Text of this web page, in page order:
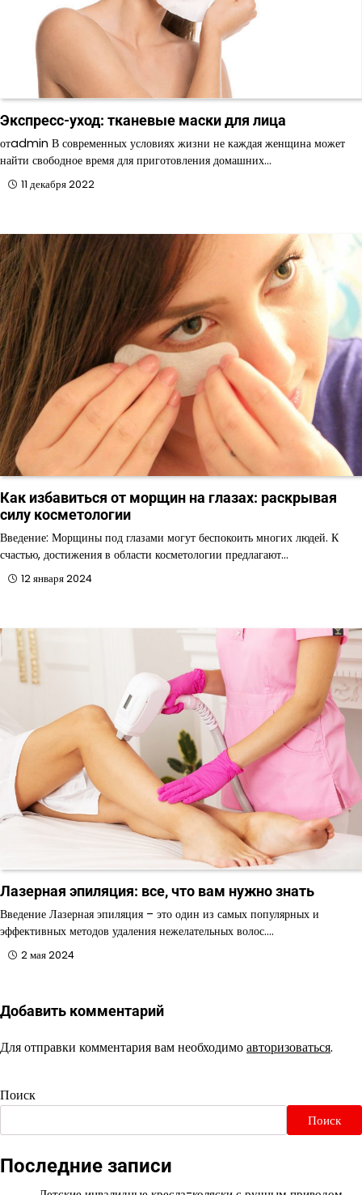
Экспресс-уход: тканевые маски для лица
отadmin В современных условиях жизни не каждая женщина может
найти свободное время для приготовления домашних…
11 декабря 2022
Как избавиться от морщин на глазах: раскрывая
силу косметологии
Введение: Морщины под глазами могут беспокоить многих людей. К
счастью, достижения в области косметологии предлагают…
12 января 2024
Лазерная эпиляция: все, что вам нужно знать
Введение Лазерная эпиляция – это один из самых популярных и
эффективных методов удаления нежелательных волос.…
2 мая 2024
Добавить комментарий
Для отправки комментария вам необходимоавторизоваться.
Поиск
Поиск
Последние записи